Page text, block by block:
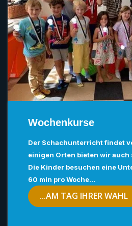
Wochenkurse
Der Schachunterricht findet
einigen Orten bieten wir auch
Die Kinder besuchen eine
60 min pro Woche...
...AM TAG IHRER WAHL